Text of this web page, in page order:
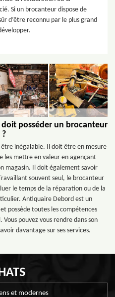
Si un brocanteur dispose de
d’être reconnu par le plus grand
posséder un brocanteur
?
inégalable. Il doit être en mesure
les mettre en valeur en agençant
magasin. Il doit également savoir
souvent seul, le brocanteur
le temps de la réparation ou de la
Antiquaire Debord est un
possède toutes les compétences
pouvez vous rendre dans son
davantage sur ses services.
et modernes